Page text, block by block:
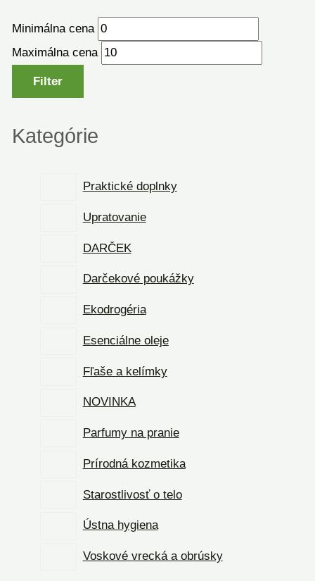
Minimálna cena
Maximálna cena
Filter
Kategórie
Praktické doplnky
Upratovanie
DARČEK
Darčekové poukážky
Ekodrogéria
Esenciálne oleje
Fľaše a kelímky
NOVINKA
Parfumy na pranie
Prírodná kozmetika
Starostlivosť o telo
Ústna hygiena
Voskové vrecká a obrúsky